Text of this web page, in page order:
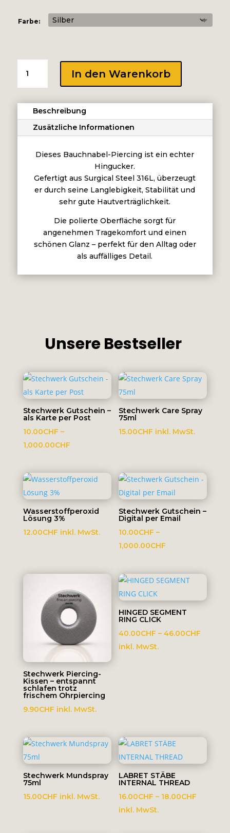
Farbe:
JEWELLED
SET
CUBIC
ZIRCONIA
Menge
In den Warenkorb
Beschreibung
Zusätzliche Informationen
Dieses Bauchnabel-Piercing ist ein echter
Hingucker.
Gefertigt aus Surgical Steel 316L, überzeugt
er durch seine Langlebigkeit, Stabilität und
sehr gute Hautverträglichkeit.
Die polierte Oberfläche sorgt für
angenehmen Tragekomfort und einen
schönen Glanz – perfekt für den Alltag oder
als auffälliges Detail.
Unsere Bestseller
Stechwerk Gutschein –
als Karte per Post
10.00CHF –
1,000.00CHFPreisspanne:
bis
1,000.00CHF
Stechwerk Care Spray
75ml
15.00CHF inkl. MwSt.
Wasserstoffperoxid
Lösung 3%
12.00CHF inkl. MwSt.
Stechwerk Gutschein –
Digital per Email
10.00CHF –
1,000.00CHF
bis
1,000.00CHF
Stechwerk Piercing-
Kissen – entspannt
schlafen trotz
frischem Ohrpiercing
9.90CHF inkl. MwSt.
HINGED SEGMENT
RING CLICK
40.00CHF –46.00CHF
inkl. MwSt.
Stechwerk Mundspray
75ml
15.00CHF inkl. MwSt.
LABRET STÄBE
INTERNAL THREAD
16.00CHF – 18.00CHF
inkl. MwSt.